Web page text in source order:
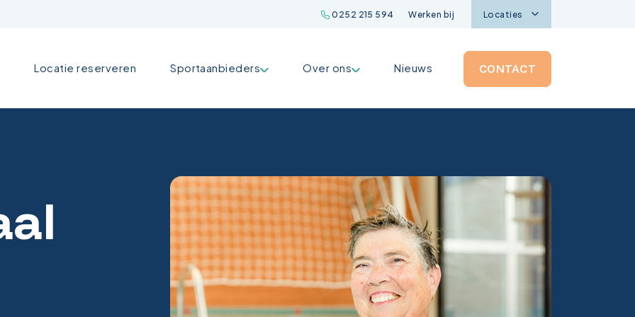
0252 215 594 Werken bij Locaties
Locatie reserveren Sportaanbieders Over ons Nieuws CONTACT